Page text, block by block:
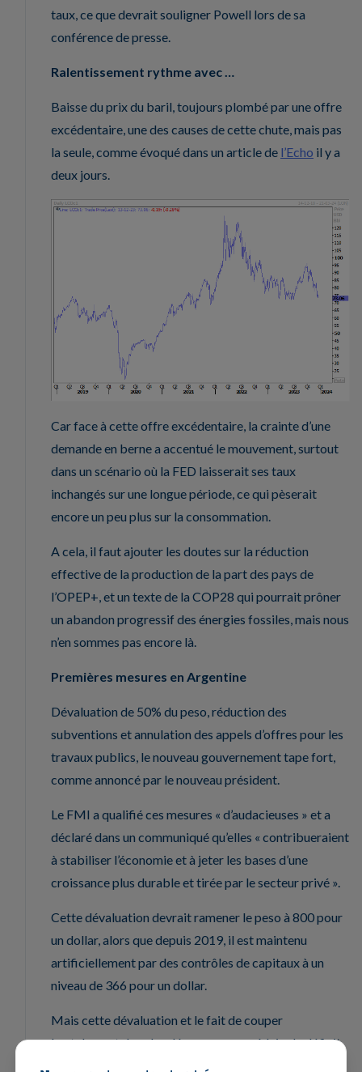
taux, ce que devrait souligner Powell lors de sa
conférence de presse.
Ralentissement rythme avec …
Baisse du prix du baril, toujours plombé par une offre
excédentaire, une des causes de cette chute, mais pas
la seule, comme évoqué dans un article de l’Echo il y a
deux jours.
Car face à cette offre excédentaire, la crainte d’une
demande en berne a accentué le mouvement, surtout
dans un scénario où la FED laisserait ses taux
inchangés sur une longue période, ce qui pèserait
encore un peu plus sur la consommation.
A cela, il faut ajouter les doutes sur la réduction
effective de la production de la part des pays de
l’OPEP+, et un texte de la COP28 qui pourrait prôner
un abandon progressif des énergies fossiles, mais nous
n’en sommes pas encore là.
Premières mesures en Argentine
Dévaluation de 50% du peso, réduction des
subventions et annulation des appels d’offres pour les
travaux publics, le nouveau gouvernement tape fort,
comme annoncé par le nouveau président.
Le FMI a qualifié ces mesures « d’audacieuses » et a
déclaré dans un communiqué qu’elles « contribueraient
à stabiliser l’économie et à jeter les bases d’une
croissance plus durable et tirée par le secteur privé ».
Cette dévaluation devrait ramener le peso à 800 pour
un dollar, alors que depuis 2019, il est maintenu
artificiellement par des contrôles de capitaux à un
niveau de 366 pour un dollar.
Mais cette dévaluation et le fait de couper
brutalement dans les dépenses pour réduire le déficit